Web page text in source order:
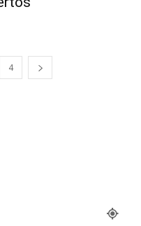
4